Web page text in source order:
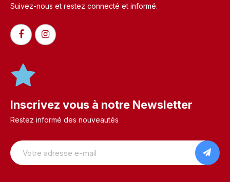
Suivez-nous et restez connecté et informé.​
Inscrivez vous à notre Newsletter
Restez informé des nouveautés